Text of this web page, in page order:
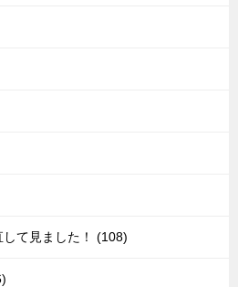
て見ました！ (108)